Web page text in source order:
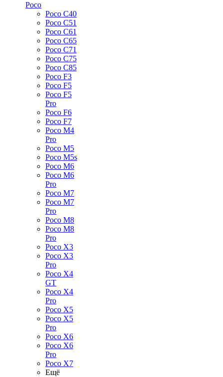
Poco
Poco C40
Poco C51
Poco C61
Poco C65
Poco C71
Poco C75
Poco C85
Poco F3
Poco F5
Poco F5
Pro
Poco F6
Poco F7
Poco M4
Pro
Poco M5
Poco M5s
Poco M6
Poco M6
Pro
Poco M7
Poco M7
Pro
Poco M8
Poco M8
Pro
Poco X3
Poco X3
Pro
Poco X4
GT
Poco X4
Pro
Poco X5
Poco X5
Pro
Poco X6
Poco X6
Pro
Poco X7
Ещё